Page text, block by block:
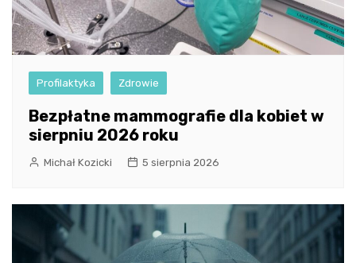
Profilaktyka Zdrowie
Bezpłatne mammografie dla kobiet w
sierpniu 2026 roku
Michał Kozicki 5 sierpnia 2026